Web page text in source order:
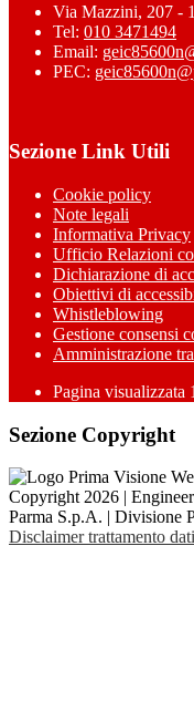
Via Mazzini, 207 -
Tel: 010 3471494
Email:
PEC:
Sezione Link Utili
Cookie policy
Note legali
Informativa Privacy
Ufficio Relazioni
Dichiarazione di
Obiettivi di
Whistleblowing
Gestione consensi
Amministrazione
Pagina visualizzata
Sezione Copyright
Copyright 2026 |
Parma S.p.A. | Divisione
Disclaimer trattamento